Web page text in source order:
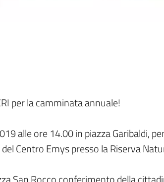
per la camminata annuale!
alle ore 14.00 in piazza Garibaldi,
Centro Emys presso la Riserva